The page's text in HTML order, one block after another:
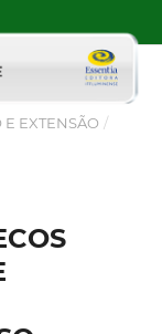
E EXTENSÃO /